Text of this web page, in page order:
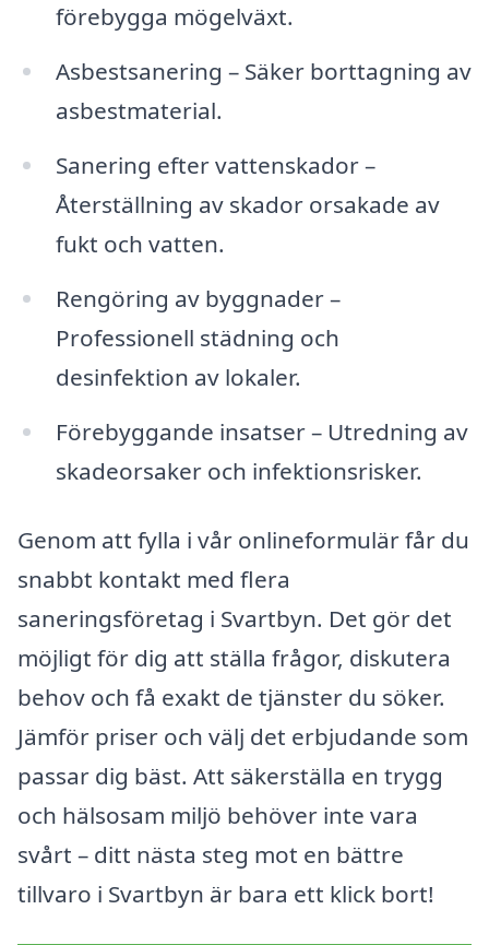
förebygga mögelväxt.
Asbestsanering – Säker borttagning av
asbestmaterial.
Sanering efter vattenskador –
Återställning av skador orsakade av
fukt och vatten.
Rengöring av byggnader –
Professionell städning och
desinfektion av lokaler.
Förebyggande insatser – Utredning av
skadeorsaker och infektionsrisker.
Genom att fylla i vår onlineformulär får du
snabbt kontakt med flera
saneringsföretag i Svartbyn. Det gör det
möjligt för dig att ställa frågor, diskutera
behov och få exakt de tjänster du söker.
Jämför priser och välj det erbjudande som
passar dig bäst. Att säkerställa en trygg
och hälsosam miljö behöver inte vara
svårt – ditt nästa steg mot en bättre
tillvaro i Svartbyn är bara ett klick bort!